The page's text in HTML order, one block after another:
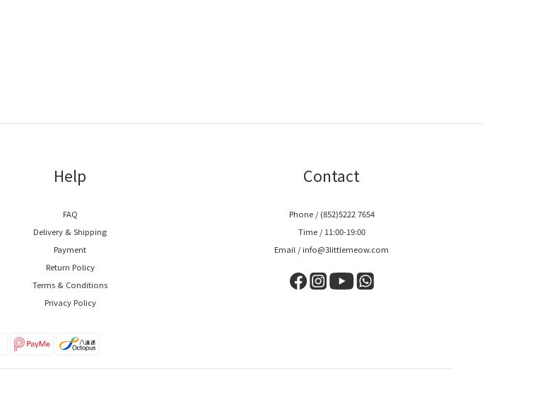
Help
FAQ
Delivery & Shipping
Payment
Return Policy
Terms & Conditions
Privacy Policy
Contact
Phone / (852)5222 7654
Time / 11:00-19:00
Email / info@3littlemeow.com